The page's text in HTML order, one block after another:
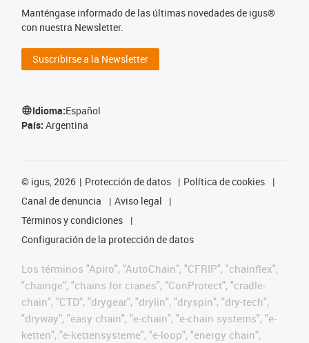
Manténgase informado de las últimas novedades de igus®
con nuestra Newsletter.
Suscribirse a la Newsletter
Idioma:Español
País: Argentina
© igus, 2026 Protección de datos
Política de cookies
Canal de denuncia
Aviso legal
Términos y condiciones
Configuración de la protección de datos
Los términos "Apiro", "AutoChain", "CFRIP", "chainflex",
"chainge", "chains for cranes", "ConProtect", "cradle-
chain", "CTD", "drygear", "drylin", "dryspin", "dry-tech",
"dryway", "easy chain", "e-chain", "e-chain systems", "e-
ketten", "e-kettensysteme", "e-loop", "energy chain",